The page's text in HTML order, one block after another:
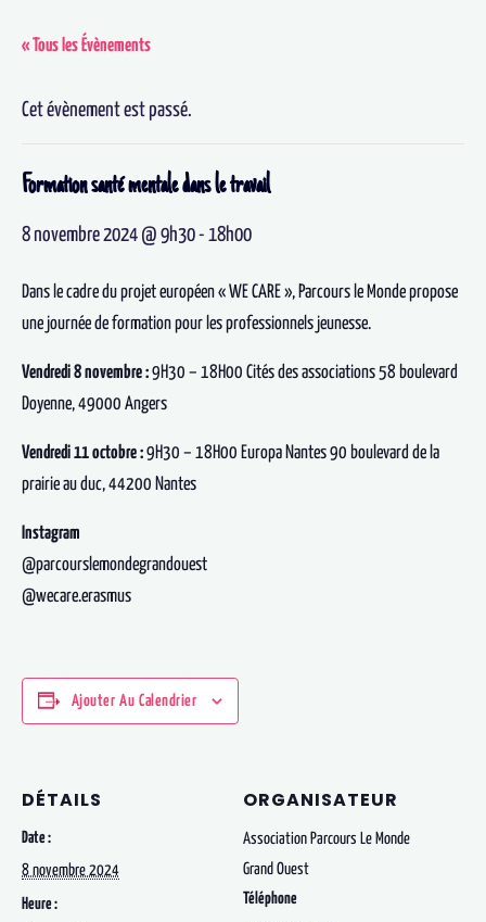
« Tous les Évènements
Cet évènement est passé.
Formation santé mentale dans le travail
8 novembre 2024 @ 9h30- 18h00
Dans le cadre du projet européen « WE CARE », Parcours le Monde propose
une journée de formation pour les professionnels jeunesse.
Vendredi 8 novembre :9H30 – 18H00 Cités des associations 58 boulevard
Doyenne, 49000 Angers
Vendredi 11 octobre :9H30 – 18H00 Europa Nantes 90 boulevard de la
prairie au duc, 44200 Nantes
Instagram
@parcourslemondegrandouest
@wecare.erasmus
Ajouter Au Calendrier
DÉTAILS
Date :
8 novembre 2024
Heure :
ORGANISATEUR
Association Parcours Le Monde
Grand Ouest
Téléphone